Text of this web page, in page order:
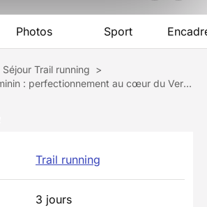
Photos Sport
Séjour Trail running >
Stage trail 100% féminin : perfectionnement au cœur du Vercors
Trail running
3 jours